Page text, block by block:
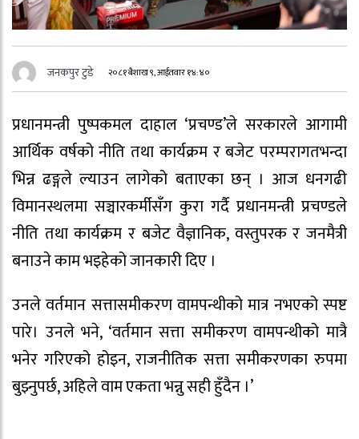
जनकपुर टुडे २०८१ बैशाख ९, आईतवार १४:४०
प्रधानमन्त्री पुष्पकमल दाहाल ‘प्रचण्ड’ले सरकारले आगामी
आर्थिक वर्षको नीति तथा कार्यक्रम र बजेट परम्परागतभन्दा
भिन्न ढङ्गले ल्याउन लागेको बताएका छन् । आज धनगढी
विमानस्थलमा सञ्चारकर्मीसँग कुरा गर्दै प्रधानमन्त्री प्रचण्डले
नीति तथा कार्यक्रम र बजेट वैज्ञानिक, वस्तुपरक र जनमैत्री
बनाउने काम भइहेको जानकारी दिए ।
उनले वर्तमान सत्तासमीकरण वामपन्थीको मात्र नभएको स्पष्ट
पारे। उनले भने, ‘वर्तमान सत्ता समीकरण वामपन्थीको मात्रै
भनेर गरिएको होइन, राजनीतिक सत्ता समीकरणका रुपमा
बुझ्नुपर्छ, अहिले वाम एकता भन्नु सही हुँदैन ।’